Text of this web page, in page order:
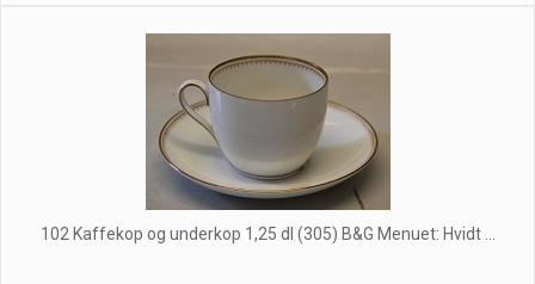
102 Kaffekop og underkop 1,25 dl (305) B&G Menuet: Hvidt ...